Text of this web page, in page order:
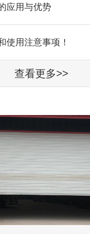
应用与优势
使用注意事项！
查看更多>>